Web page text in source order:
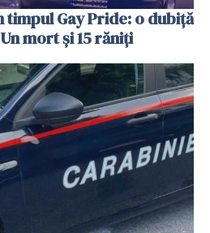
timpul Gay Pride: o dubiță
mort și 15 răniți